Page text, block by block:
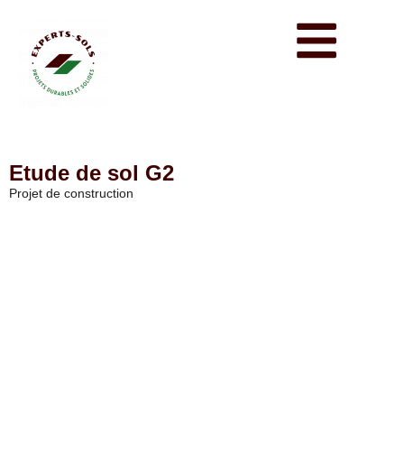
Etude de sol G2
Projet de construction